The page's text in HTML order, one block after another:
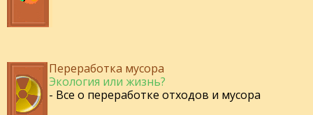
Переработка мусора
Экология или жизнь?
- Все о переработке отходов и мусора